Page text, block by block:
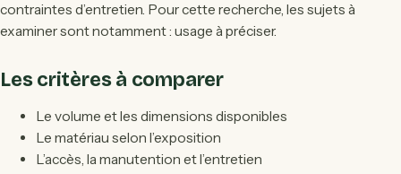
contraintes d’entretien. Pour cette recherche, les sujets à
examiner sont notamment : usage à préciser.
Les critères à comparer
Le volume et les dimensions disponibles
Le matériau selon l’exposition
L’accès, la manutention et l’entretien